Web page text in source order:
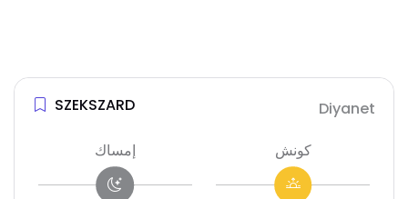
SZEKSZARD Diyanet
إمساك كونش